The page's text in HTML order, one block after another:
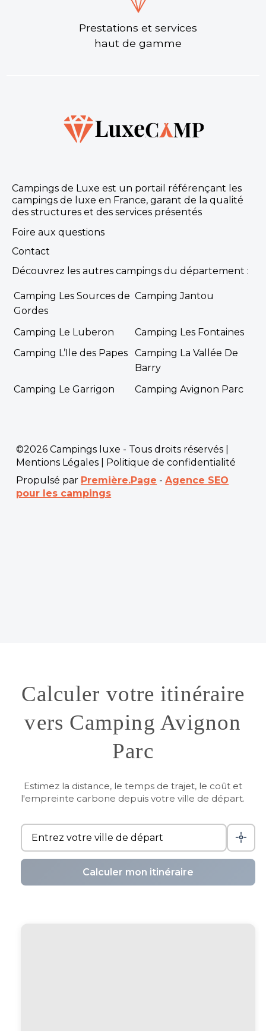
Prestations et services
haut de gamme
Campings de Luxe est un portail référençant les
campings de luxe en France, garant de la qualité
des structures et des services présentés
Foire aux questions
Contact
Découvrez les autres campings du département :
Camping Les Sources de
Gordes
Camping Jantou
Camping Le Luberon
Camping Les Fontaines
Camping L’Ile des Papes
Camping La Vallée De
Barry
Camping Le Garrigon
Camping Avignon Parc
©2026 Campings luxe - Tous droits réservés |
Mentions Légales
Politique de confidentialité
Propulsé par Première.Page -Agence SEO
pour les campings
Calculer votre itinéraire
vers Camping Avignon
Parc
Estimez la distance, le temps de trajet, le coût et
l'empreinte carbone depuis votre ville de départ.
Calculer mon itinéraire